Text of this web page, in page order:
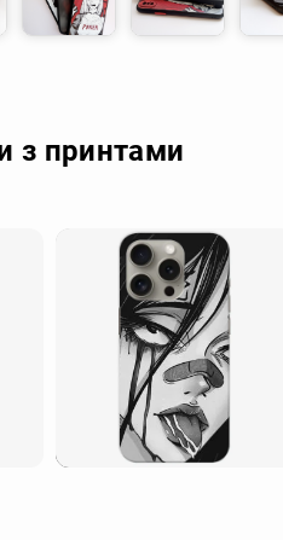
з принтами